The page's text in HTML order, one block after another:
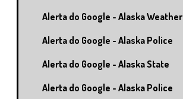
Alerta do Google - Alaska Weather
Alerta do Google - Alaska Police
Alerta do Google - Alaska State
Alerta do Google - Alaska Police